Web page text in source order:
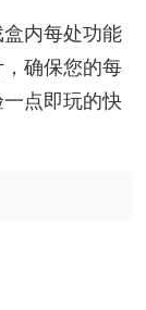
内每处功能
确保您的每
点即玩的快